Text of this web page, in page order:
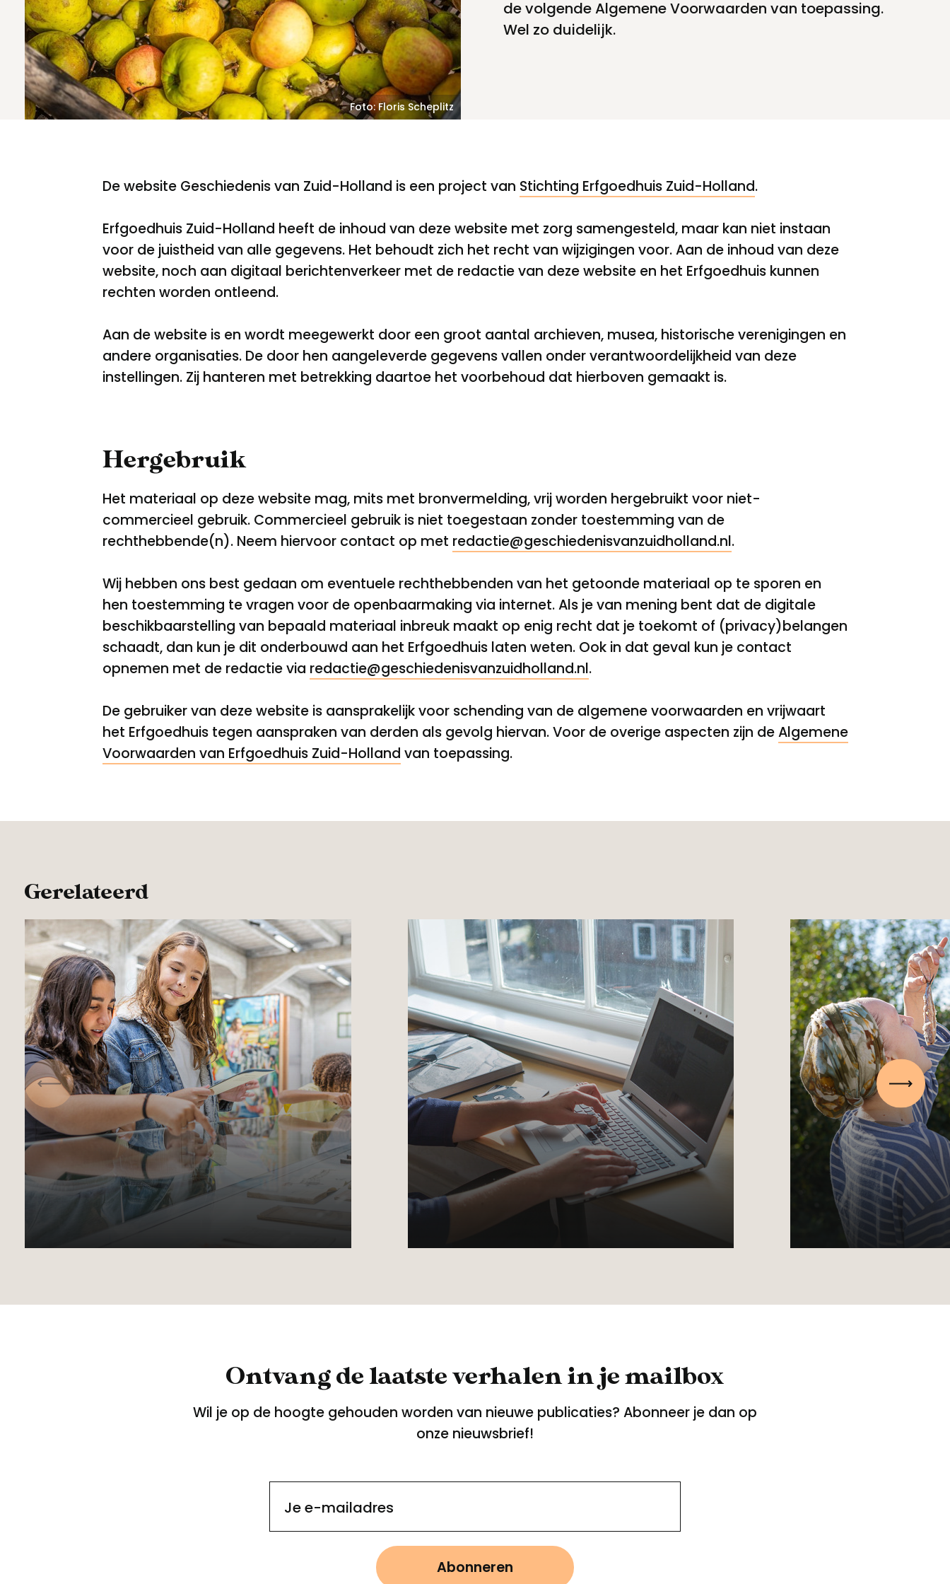
Meld een archeologische vondst
Nieuwsbrief
Toegankelijkheid
Privacyverklaring
Nieuwsbrief
Voorwaarden
Privacyverklaring
de volgende Algemene Voorwaarden van toepassing.
Wel zo duidelijk.
Foto: Floris Scheplitz
De website Geschiedenis van Zuid-Holland is een project van Stichting Erfgoedhuis Zuid-Holland.
Erfgoedhuis Zuid-Holland heeft de inhoud van deze website met zorg samengesteld, maar kan niet instaan
voor de juistheid van alle gegevens. Het behoudt zich het recht van wijzigingen voor. Aan de inhoud van deze
website, noch aan digitaal berichtenverkeer met de redactie van deze website en het Erfgoedhuis kunnen
rechten worden ontleend.
Aan de website is en wordt meegewerkt door een groot aantal archieven, musea, historische verenigingen en
andere organisaties. De door hen aangeleverde gegevens vallen onder verantwoordelijkheid van deze
instellingen. Zij hanteren met betrekking daartoe het voorbehoud dat hierboven gemaakt is.
Hergebruik
Het materiaal op deze website mag, mits met bronvermelding, vrij worden hergebruikt voor niet-
commercieel gebruik. Commercieel gebruik is niet toegestaan zonder toestemming van de
rechthebbende(n). Neem hiervoor contact op met redactie@geschiedenisvanzuidholland.nl.
Wij hebben ons best gedaan om eventuele rechthebbenden van het getoonde materiaal op te sporen en
hen toestemming te vragen voor de openbaarmaking via internet. Als je van mening bent dat de digitale
beschikbaarstelling van bepaald materiaal inbreuk maakt op enig recht dat je toekomt of (privacy)belangen
schaadt, dan kun je dit onderbouwd aan het Erfgoedhuis laten weten. Ook in dat geval kun je contact
opnemen met de redactie via redactie@geschiedenisvanzuidholland.nl.
De gebruiker van deze website is aansprakelijk voor schending van de algemene voorwaarden en vrijwaart
het Erfgoedhuis tegen aanspraken van derden als gevolg hiervan. Voor de overige aspecten zijn deAlgemene
Voorwaarden van Erfgoedhuis Zuid-Holland van toepassing.
Gerelateerd
Wat doen wij voor het
onderwijs
Meedoen Over ons
Vorige
Ontvang de laatste verhalen in je mailbox
Wil je op de hoogte gehouden worden van nieuwe publicaties? Abonneer je dan op
onze nieuwsbrief!
Je e-mailadres